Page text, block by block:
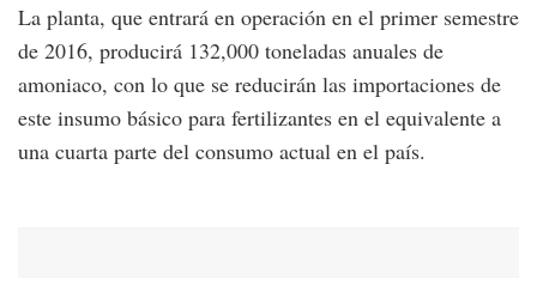
La planta, que entrará en operación en el primer semestre
de 2016, producirá 132,000 toneladas anuales de
amoniaco, con lo que se reducirán las importaciones de
este insumo básico para fertilizantes en el equivalente a
una cuarta parte del consumo actual en el país.